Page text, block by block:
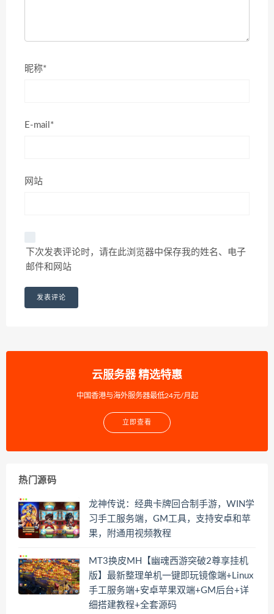
昵称*
E-mail*
网站
下次发表评论时，请在此浏览器中保存我的姓名、电子
邮件和网站
云服务器 精选特惠
中国香港与海外服务器最低24元/月起
立即查看
热门源码
龙神传说：经典卡牌回合制手游，WIN学
习手工服务端，GM工具，支持安卓和苹
果，附通用视频教程
MT3换皮MH【幽魂西游突破2尊享挂机
版】最新整理单机一键即玩镜像端+Linux
手工服务端+安卓苹果双端+GM后台+详
细搭建教程+全套源码